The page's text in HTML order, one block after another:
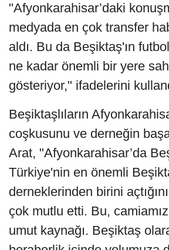
"Afyonkarahisar’daki
medyada en çok transfer
aldı. Bu da Beşiktaş'ın
ne kadar önemli bir yere
gösteriyor," ifadelerini
Beşiktaşlıların
coşkusunu ve derneğin
Arat, "Afyonkarahisar’da
Türkiye'nin en önemli
derneklerinden birini
çok mutlu etti. Bu,
umut kaynağı. Beşiktaş